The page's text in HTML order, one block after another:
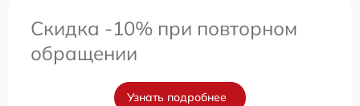
Скидка -10% при повторном
обращении
Узнать подробнее